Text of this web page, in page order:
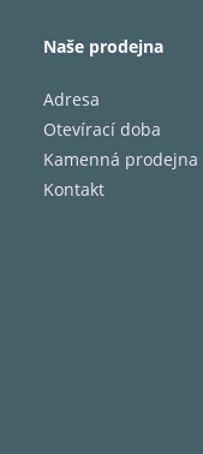
Naše prodejna
Adresa
Otevírací doba
Kamenná prodejna
Kontakt